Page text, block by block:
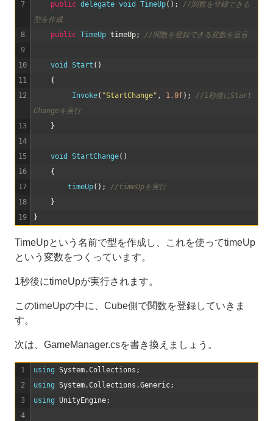
7
8
9
10
11
12
13
14
15
16
17
18
19
public delegate void TimeUp( ) ;
//関数を登録できる
型を作成
public TimeUp timeUp; //関数を登録できる変数を宣言
void Start ( )
{
Invoke( "StartChange" , 1.0f) ;
//1秒後にStart
Changeを実行
}
void StartChange( )
{
timeUp( ) ;
//timeUpを実行
}
}
TimeUpという名前で型を作成し、これを使ってtimeUp
という変数をつくっています。
1秒後にtimeUpが実行されます。
このtimeUpの中に、Cube側で関数を登録していきま
す。
次は、GameManager.csを書き換えましょう。
1
2
3
4
using System.Collections ;
using System.Collections .Generic;
using UnityEngine;